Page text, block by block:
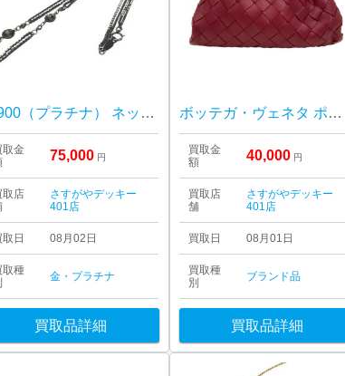
Pt900（プラチナ） ネックレス
取金
75,000 円
取店
さすがやデッキー
401店
取日 08月02日
取種
金・プラチナ
買取品詳細
ボッテガ・ヴェネタ ポーチ
買取金
額
40,000 円
買取店
舗
さすがやデッキー
401店
買取日 08月01日
買取種
別
ブランド品
買取品詳細